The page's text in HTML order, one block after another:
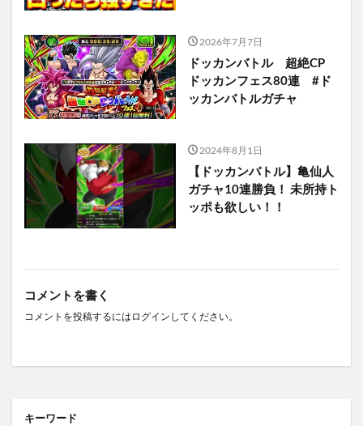
2026年7月7日
ドッカンバトル 超絶CP
ドッカンフェス80連 #ド
ッカンバトルガチャ
2024年8月1日
【ドッカンバトル】亀仙人
ガチャ10連勝負！ 未所持ト
ッポも欲しい！！
コメントを書く
コメントを投稿するには ログイン してください。
キーワード